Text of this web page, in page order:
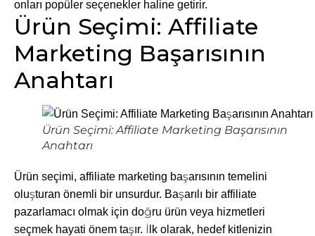
onları popüler seçenekler haline getirir.
Ürün Seçimi: Affiliate
Marketing Başarısının
Anahtarı
Ürün Seçimi: Affiliate Marketing Başarısının
Anahtarı
Ürün seçimi, affiliate marketing başarısının temelini
oluşturan önemli bir unsurdur. Başarılı bir affiliate
pazarlamacı olmak için doğru ürün veya hizmetleri
seçmek hayati önem taşır. İlk olarak, hedef kitlenizin